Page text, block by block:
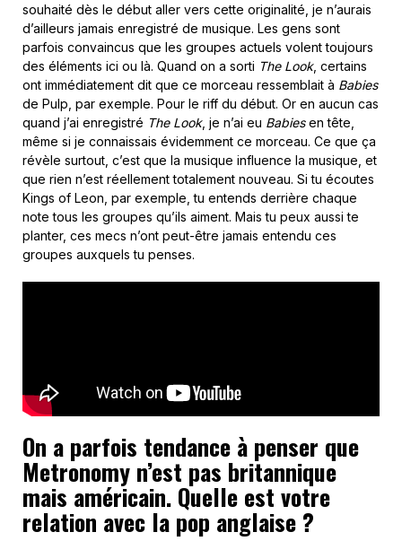
souhaité dès le début aller vers cette originalité, je n’aurais
d’ailleurs jamais enregistré de musique. Les gens sont
parfois convaincus que les groupes actuels volent toujours
des éléments ici ou là. Quand on a sorti The Look, certains
ont immédiatement dit que ce morceau ressemblait à Babies
de Pulp, par exemple. Pour le riff du début. Or en aucun cas
quand j’ai enregistré The Look, je n’ai eu Babiesen tête,
même si je connaissais évidemment ce morceau. Ce que ça
révèle surtout, c’est que la musique influence la musique, et
que rien n’est réellement totalement nouveau. Si tu écoutes
Kings of Leon, par exemple, tu entends derrière chaque
note tous les groupes qu’ils aiment. Mais tu peux aussi te
planter, ces mecs n’ont peut-être jamais entendu ces
groupes auxquels tu penses.
On a parfois tendance à penser que
Metronomy n’est pas britannique
mais américain. Quelle est votre
relation avec la pop anglaise ?